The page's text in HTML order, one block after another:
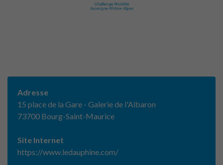
Adresse
15 place de la Gare - Galerie de l'Albaron
73700 Bourg-Saint-Maurice
Site Internet
https://www.ledauphine.com/